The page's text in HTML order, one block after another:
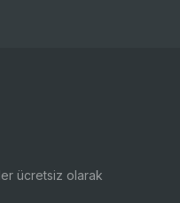
ücretsiz olarak